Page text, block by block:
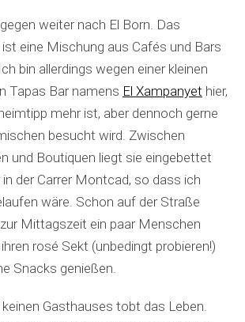
weiter nach El Born. Das
ist eine Mischung aus Cafés und Bars
bin allerdings wegen einer kleinen
Tapas Bar namens El Xampanyet hier,
mehr ist, aber dennoch gerne
besucht wird. Zwischen
und Boutiquen liegt sie eingebettet
der Carrer Montcad, so dass ich
wäre. Schon auf der Straße
Mittagszeit ein paar Menschen
rosé Sekt (unbedingt probieren!)
Snacks genießen.
Gasthauses tobt das Leben.